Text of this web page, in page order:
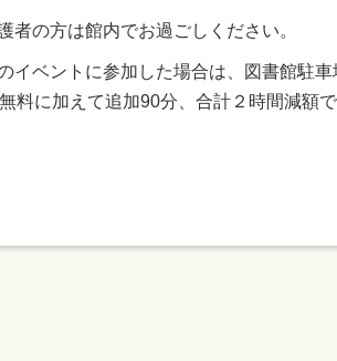
者の方は館内でお過ごしください。
イベントに参加した場合は、図書館駐車
料に加えて追加90分、合計２時間